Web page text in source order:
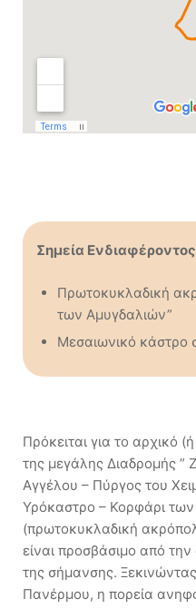
Σημεία Ενδιαφέροντος
Πρωτοκυκλαδική
των Αμυγδαλιών”
Μεσαιωνικό κάστρο
Πρόκειται για το αρχικό
της μεγάλης Διαδρομής ”
Αγγέλου – Πύργος του
Υρόκαστρο – Κορφάρι
(πρωτοκυκλαδική
είναι προσβάσιμο από
της σήμανσης.
Πανέρμου, η πορεία